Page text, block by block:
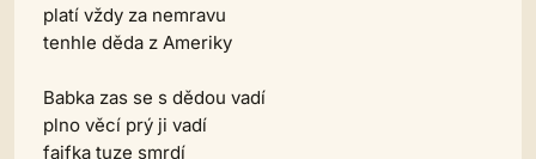
platí vždy za nemravu
tenhle děda z Ameriky
Babka zas se s dědou vadí
plno věcí prý ji vadí
fajfka tuze smrdí